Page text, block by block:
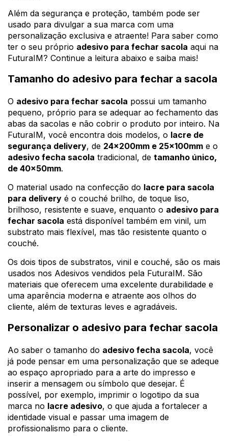
Além da segurança e proteção, também pode ser
usado para divulgar a sua marca com uma
personalização exclusiva e atraente! Para saber como
ter o seu próprio adesivo para fechar sacola aqui na
FuturaIM? Continue a leitura abaixo e saiba mais!
Tamanho do adesivo para fechar a sacola
O adesivo para fechar sacola possui um tamanho
pequeno, próprio para se adequar ao fechamento das
abas da sacolas e não cobrir o produto por inteiro. Na
FuturaIM, você encontra dois modelos, o lacre de
segurança delivery, de 24x200mm e 25x100mm e o
adesivo fecha sacola tradicional, de tamanho único,
de 40x50mm.
O material usado na confecção do lacre para sacola
para delivery é o couché brilho, de toque liso,
brilhoso, resistente e suave, enquanto o adesivo para
fechar sacola está disponível também em vinil, um
substrato mais flexível, mas tão resistente quanto o
couché.
Os dois tipos de substratos, vinil e couché, são os mais
usados nos Adesivos vendidos pela FuturaIM. São
materiais que oferecem uma excelente durabilidade e
uma aparência moderna e atraente aos olhos do
cliente, além de texturas leves e agradáveis.
Personalizar o adesivo para fechar sacola
Ao saber o tamanho do adesivo fecha sacola, você
já pode pensar em uma personalização que se adeque
ao espaço apropriado para a arte do impresso e
inserir a mensagem ou símbolo que desejar. É
possível, por exemplo, imprimir o logotipo da sua
marca no lacre adesivo, o que ajuda a fortalecer a
identidade visual e passar uma imagem de
profissionalismo para o cliente.